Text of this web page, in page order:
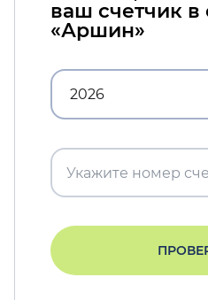
ваш счетчик в
«Аршин»